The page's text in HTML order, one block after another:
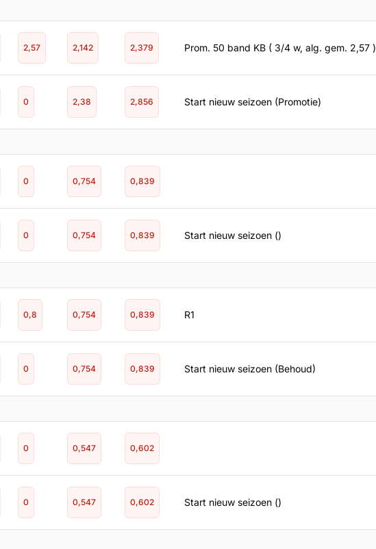
2,57 2,142 2,379 Prom. 50 band KB ( 3/4 w, alg. gem. 2,57 )
0 2,38 2,856 Start nieuw seizoen (Promotie)
0 0,754 0,839
0 0,754 0,839 Start nieuw seizoen ()
0,8 0,754 0,839 R1
0 0,754 0,839 Start nieuw seizoen (Behoud)
0 0,547 0,602
0 0,547 0,602 Start nieuw seizoen ()